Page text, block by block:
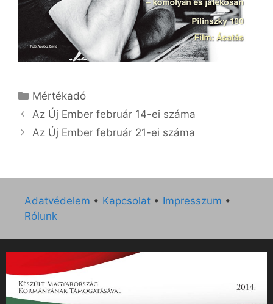
Kategória
Mértékadó
Az Új Ember február 14-ei száma
Az Új Ember február 21-ei száma
Adatvédelem • Kapcsolat • Impresszum •
Rólunk